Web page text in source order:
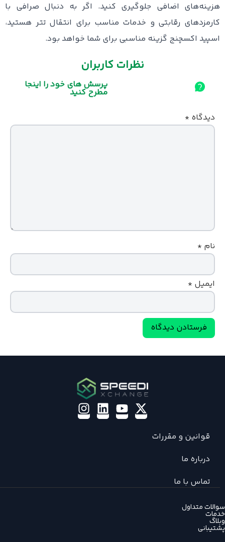
هزینه‌های اضافی جلوگیری کنید. اگر به ‌دنبال صرافی‌ با
کارمزدهای رقابتی و خدمات مناسب برای انتقال تتر هستید،
اسپید اکسچنج گزینه‌ مناسبی برای شما خواهد بود.
نظرات کاربران
پرسش های خود را اینجا
مطرح کنید
دیدگاه *
نام *
ایمیل *
قوانین و مقررات
درباره ما
تماس با ما
سوالات متداول
خدمات
وبلاگ
پشتیبانی